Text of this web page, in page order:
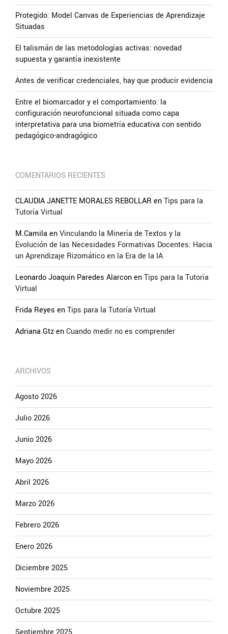
Protegido: Model Canvas de Experiencias de Aprendizaje
Situadas
El talismán de las metodologías activas: novedad
supuesta y garantía inexistente
Antes de verificar credenciales, hay que producir evidencia
Entre el biomarcador y el comportamiento: la
configuración neurofuncional situada como capa
interpretativa para una biometría educativa con sentido
pedagógico-andragógico
COMENTARIOS RECIENTES
CLAUDIA JANETTE MORALES REBOLLAR enTips para la
Tutoría Virtual
M.Camila enVinculando la Minería de Textos y la
Evolución de las Necesidades Formativas Docentes: Hacia
un Aprendizaje Rizomático en la Era de la IA
Leonardo Joaquin Paredes AlarconenTips para la Tutoría
Virtual
Frida Reyes enTips para la Tutoría Virtual
Adriana GtzenCuando medir no es comprender
ARCHIVOS
Agosto 2026
Julio 2026
Junio 2026
Mayo 2026
Abril 2026
Marzo 2026
Febrero 2026
Enero 2026
Diciembre 2025
Noviembre 2025
Octubre 2025